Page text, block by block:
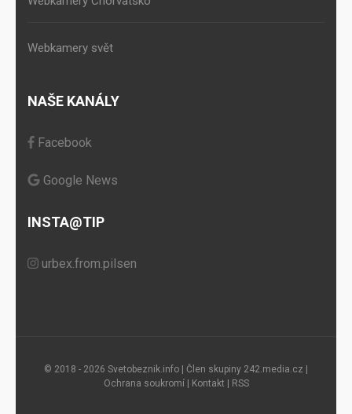
Webkamery svět
NAŠE KANÁLY
Facebook
Google News
INSTA@TIP
urbex.from.pilsen
© 2018 - 2026 Svetobeznik.info | Člen skupiny 242.media.cz
Ochrana soukromí
Kontakt RSS